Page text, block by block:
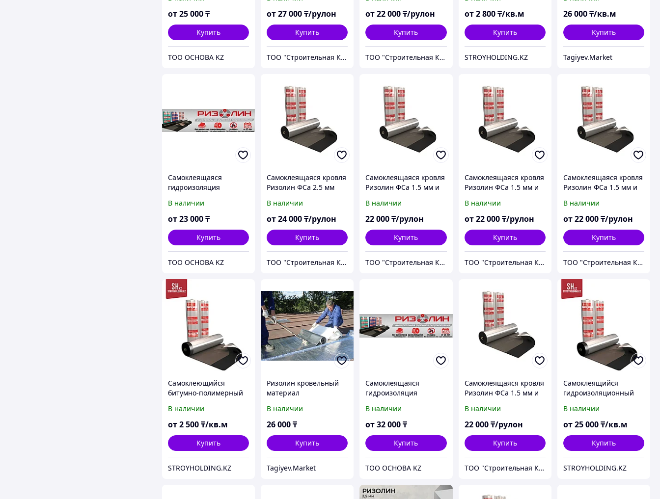
от25 000₸
Купить
ТОО ОСНОВА KZ
от27 000₸/рулон
Купить
ТОО "Строительная Компания Твой Дом"
от22 000₸/рулон
Купить
ТОО "Строительная Компания Твой Дом"
от 2 800 ₸/кв.м
Купить
STROYHOLDING.KZ
26 000₸/кв.м
Купить
Tagiyev.Market
Самоклеящаяся
гидроизоляция
В наличии
от23 000₸
Купить
ТОО ОСНОВА KZ
Самоклеящаяся кровля
Ризолин ФСа 2.5 мм
Петропавловске
В наличии
от24 000₸/рулон
Купить
ТОО "Строительная Компания Твой Дом"
Самоклеящаяся кровля
Ризолин ФСа 1.5 мм и
В наличии
22 000₸/рулон
Купить
ТОО "Строительная Компания Твой Дом"
Самоклеящаяся кровля
Ризолин ФСа 1.5 мм и
Кызылорде
В наличии
от 22 000 ₸/рулон
Купить
ТОО "Строительная Компания Твой Дом"
Самоклеящаяся кровля
Ризолин ФСа 1.5 мм и
Талдыкоргане
В наличии
от22 000₸/рулон
Купить
ТОО "Строительная Компания Твой Дом"
Самоклеющийся
битумно-полимерный
Ризолин
В наличии
от2 500₸/кв.м
Купить
STROYHOLDING.KZ
Ризолин кровельный
материал
В наличии
26 000₸
Купить
Tagiyev.Market
Самоклеящаяся
гидроизоляция
В наличии
от32 000₸
Купить
ТОО ОСНОВА KZ
Самоклеящаяся кровля
Ризолин ФСа 1.5 мм и
Шымкенте
В наличии
22 000 ₸/рулон
Купить
ТОО "Строительная Компания Твой Дом"
Самоклеящийся
гидроизоляционный
Ризолин ФСа 2,5
В наличии
от25 000₸/кв.м
Купить
STROYHOLDING.KZ